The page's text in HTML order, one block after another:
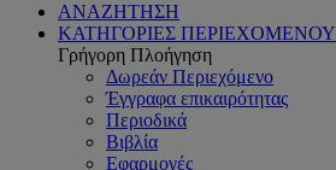
ΑΝΑΖΗΤΗΣΗ
ΚΑΤΗΓΟΡΙΕΣ ΠΕΡΙΕΧΟΜΕΝΟΥ
Γρήγορη Πλοήγηση
Δωρεάν Περιεχόμενο
Έγγραφα επικαιρότητας
Περιοδικά
Βιβλία
Εφαρμογές